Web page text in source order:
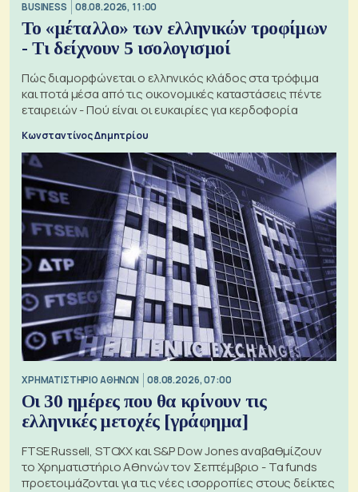
BUSINESS 08.08.2026, 11:00
Το «μέταλλο» των ελληνικών τροφίμων
- Τι δείχνουν 5 ισολογισμοί
Πώς διαμορφώνεται ο ελληνικός κλάδος στα τρόφιμα
και ποτά μέσα από τις οικονομικές καταστάσεις πέντε
εταιρειών - Πού είναι οι ευκαιρίες για κερδοφορία
Κωνσταντίνος Δημητρίου
XΡΗΜΑΤΙΣΤΗΡΙΟ ΑΘΗΝΩΝ 08.08.2026, 07:00
Οι 30 ημέρες που θα κρίνουν τις
ελληνικές μετοχές [γράφημα]
FTSE Russell, STOXX και S&P Dow Jones αναβαθμίζουν
το Χρηματιστήριο Αθηνών τον Σεπτέμβριο - Τα funds
προετοιμάζονται για τις νέες ισορροπίες στους δείκτες